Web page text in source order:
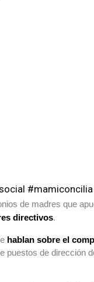
#mamiconcilia
de madres que
directivos.
hablan sobre el
puestos de dirección